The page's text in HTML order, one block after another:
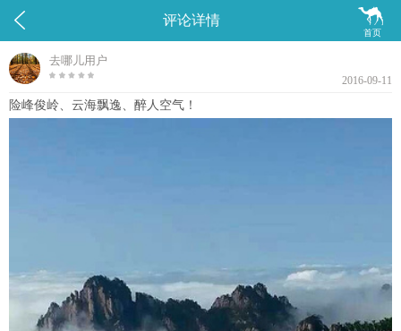
 
首页
评论详情
去哪儿用户
2016-09-11
险峰俊岭、云海飘逸、醉人空气！